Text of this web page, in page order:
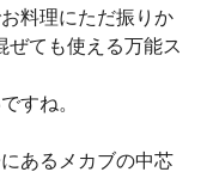
料理にただ振りか
ぜても使える万能ス
すね。
あるメカブの中芯